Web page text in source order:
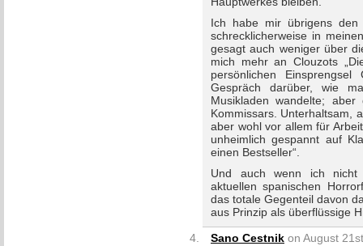
Ich habe mir übrigens den
schrecklicherweise in
gesagt auch weniger über
mich mehr an Clouzots
persönlichen
Gespräch darüber, wie
Musikladen wandelte;
Kommissars. Unterhaltsam,
aber wohl vor allem für
unheimlich gespannt auf
einen Bestseller“.
Und auch wenn ich nicht
aktuellen spanischen
das totale Gegenteil davon
aus Prinzip als überflüssige
Sano Cestnik on August